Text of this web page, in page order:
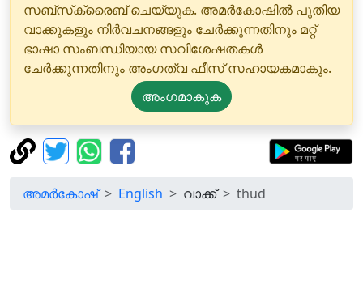
സബ്‌സ്‌ക്രൈബ് ചെയ്യുക. അമർകോഷിൽ പുതിയ
വാക്കുകളും നിർവചനങ്ങളും ചേർക്കുന്നതിനും മറ്റ്
ഭാഷാ സംബന്ധിയായ സവിശേഷതകൾ
ചേർക്കുന്നതിനും അംഗത്വ ഫീസ് സഹായകമാകും.
അംഗമാകുക
അമർകോഷ് English വാക്ക് thud